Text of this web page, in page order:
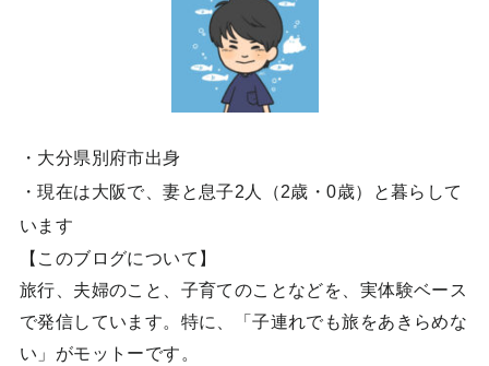
・大分県別府市出身
・現在は大阪で、妻と息子2人（2歳・0歳）と暮らして
います
【このブログについて】
旅行、夫婦のこと、子育てのことなどを、実体験ベース
で発信しています。特に、「子連れでも旅をあきらめな
い」がモットーです。